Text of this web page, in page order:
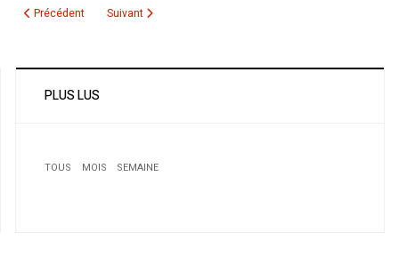
Article précédent : Pour que l’Algérie se qualifie...
Précédent Article suivant : Saâdane : "L'équipe monte en puissance"
Suivant
PLUS LUS
TOUS MOIS
SEMAINE